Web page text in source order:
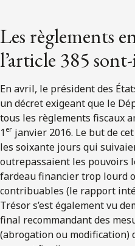
Les règlements
l’article 385
En avril, le président des
un décret exigeant que le
tous les règlements fiscaux
1 er janvier 2016. Le but de
les soixante jours qui
outrepassaient les pouvoirs
fardeau financier trop lourd
contribuables (le rapport
Trésor s’est également vu
final recommandant des
(abrogation ou modification)